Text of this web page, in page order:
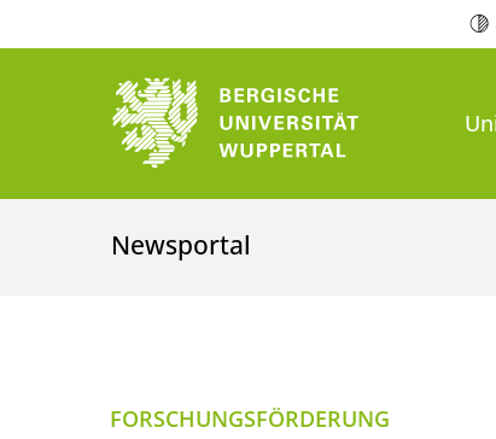
Newsportal
FORSCHUNGSFÖRDERUNG